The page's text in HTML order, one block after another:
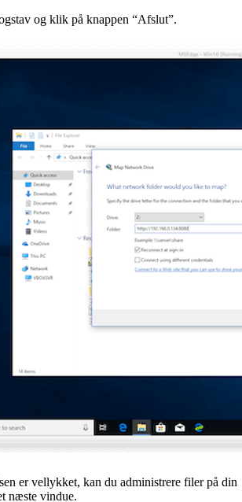
og klik på knappen “Afslut”.
er vellykket, kan du administrere filer på din
næste vindue.